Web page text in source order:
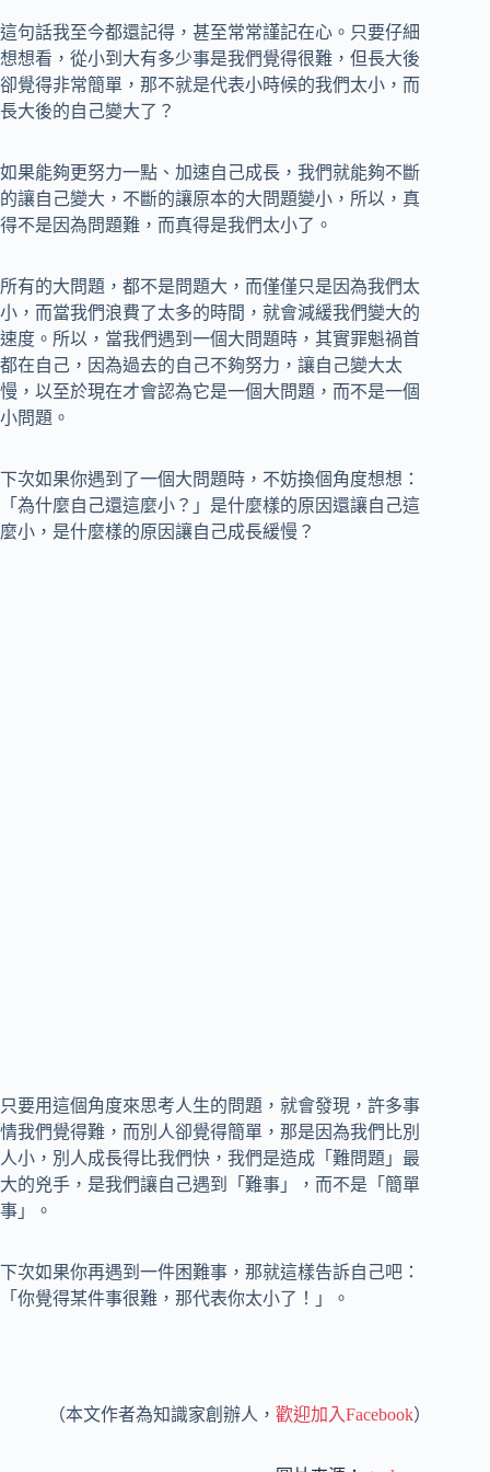
這句話我至今都還記得，甚至常常謹記在心。只要仔細
想想看，從小到大有多少事是我們覺得很難，但長大後
卻覺得非常簡單，那不就是代表小時候的我們太小，而
長大後的自己變大了？
如果能夠更努力一點、加速自己成長，我們就能夠不斷
的讓自己變大，不斷的讓原本的大問題變小，所以，真
得不是因為問題難，而真得是我們太小了。
所有的大問題，都不是問題大，而僅僅只是因為我們太
小，而當我們浪費了太多的時間，就會減緩我們變大的
速度。所以，當我們遇到一個大問題時，其實罪魁禍首
都在自己，因為過去的自己不夠努力，讓自己變大太
慢，以至於現在才會認為它是一個大問題，而不是一個
小問題。
下次如果你遇到了一個大問題時，不妨換個角度想想：
「為什麼自己還這麼小？」是什麼樣的原因還讓自己這
麼小，是什麼樣的原因讓自己成長緩慢？
只要用這個角度來思考人生的問題，就會發現，許多事
情我們覺得難，而別人卻覺得簡單，那是因為我們比別
人小，別人成長得比我們快，我們是造成「難問題」最
大的兇手，是我們讓自己遇到「難事」，而不是「簡單
事」。
下次如果你再遇到一件困難事，那就這樣告訴自己吧：
「你覺得某件事很難，那代表你太小了！」。
（本文作者為知識家創辦人，歡迎加入Facebook）